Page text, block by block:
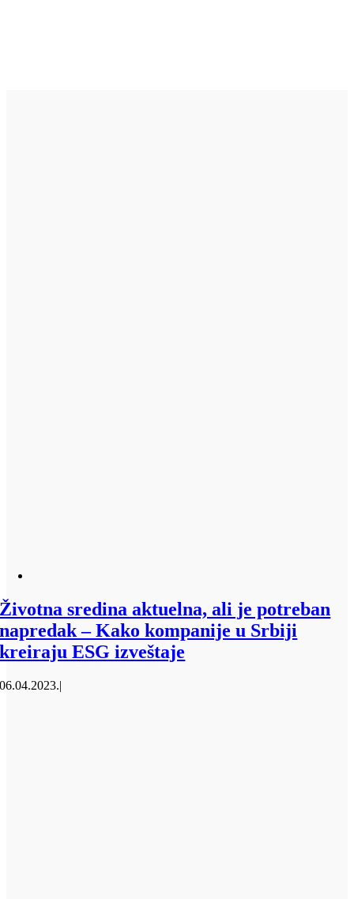
Životna sredina aktuelna, ali je potreban
napredak – Kako kompanije u Srbiji
kreiraju ESG izveštaje
06.04.2023.|